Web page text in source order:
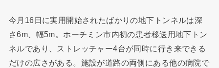
今月16日に実用開始されたばかりの地下トンネルは深
さ6m、幅5m。ホーチミン市内初の患者移送用地下トン
ネルであり、ストレッチャー4台が同時に行き来できる
だけの広さがある。施設が道路の両側にある他の病院で